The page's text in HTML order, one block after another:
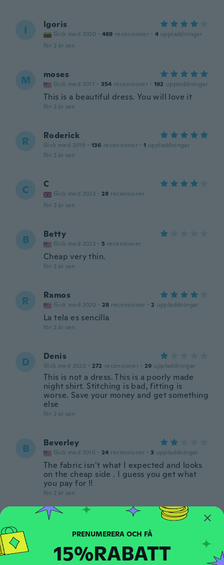
I Igoris
Gick med 2020 · 469 recensioner · 4 uppladdningar
för 2 år sen
M moses
Gick med 2017 · 354 recensioner · 192 uppladdningar
This is a beautiful dress. You will love it
för 2 år sen
R Roderick
Gick med 2019 · 136 recensioner · 1 uppladdningar
för 2 år sen
C C
Gick med 2023 · 28 recensioner
för 2 år sen
B Betty
Gick med 2023 · 5 recensioner
Cheap very thin.
för 2 år sen
R Ramos
Gick med 2020 · 28 recensioner · 2 uppladdningar
La tela es sencilla
för 2 år sen
D Denis
Gick med 2020 · 272 recensioner · 29 uppladdningar
This is not a dress. This is a poorly made
night shirt. Stitching is bad, fitting is
worse. Save your money and get something
else
för 2 år sen
B Beverley
Gick med 2016 · 24 recensioner · 3 uppladdningar
The fabric isn’t what I expected and looks
on the cheap side . I guess you get what
you pay for !!
för 2 år sen
rosane
Gick med 2019 · 1 recensioner
Minúsculo
för 2 år sen
PRENUMERERA OCH FÅ
15%RABATT